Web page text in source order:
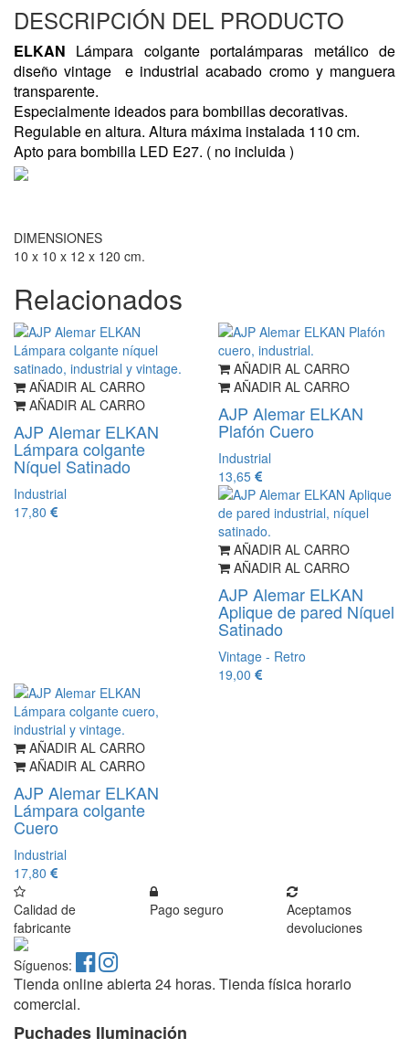
DESCRIPCIÓN DEL PRODUCTO
ELKAN Lámpara colgante portalámparas metálico de
diseño vintage e industrial acabado cromo y manguera
transparente.
Especialmente ideados para bombillas decorativas.
Regulable en altura. Altura máxima instalada 110 cm.
Apto para bombilla LED E27. ( no incluida )
DIMENSIONES
10 x 10 x 12 x 120 cm.
Relacionados
AÑADIR AL CARRO
AÑADIR AL CARRO
AJP Alemar ELKAN
Lámpara colgante
Níquel Satinado
Industrial
17,80
AÑADIR AL CARRO
AÑADIR AL CARRO
AJP Alemar ELKAN
Plafón Cuero
Industrial
13,65
AÑADIR AL CARRO
AÑADIR AL CARRO
AJP Alemar ELKAN
Aplique de pared Níquel
Satinado
Vintage - Retro
19,00
AÑADIR AL CARRO
AÑADIR AL CARRO
AJP Alemar ELKAN
Lámpara colgante
Cuero
Industrial
17,80
Calidad de
fabricante
Pago seguro
Aceptamos
devoluciones
Síguenos:
Tienda online abierta 24 horas. Tienda física horario
comercial.
Puchades Iluminación